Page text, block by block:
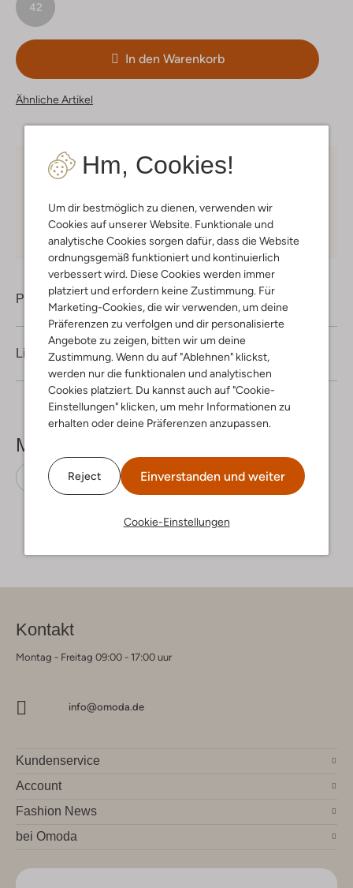
Hm, Cookies!
Um dir bestmöglich zu dienen, verwenden wir
Cookies auf unserer Website. Funktionale und
analytische Cookies sorgen dafür, dass die Website
ordnungsgemäß funktioniert und kontinuierlich
verbessert wird. Diese Cookies werden immer
platziert und erfordern keine Zustimmung. Für
Marketing-Cookies, die wir verwenden, um deine
Präferenzen zu verfolgen und dir personalisierte
Angebote zu zeigen, bitten wir um deine
Zustimmung. Wenn du auf "Ablehnen" klickst,
werden nur die funktionalen und analytischen
Cookies platziert. Du kannst auch auf "Cookie-
Einstellungen" klicken, um mehr Informationen zu
erhalten oder deine Präferenzen anzupassen.
Reject Einverstanden und weiter
Cookie-Einstellungen
42
In den Warenkorb
Ähnliche Artikel
Kostenloser Versandab € 75 für Club-Omoda
Kauf auf Rechnung 30 TagenRückgaberecht
Produktinformation
Lieferung & Rückgabe
Mehr sehen
Chelsea Boots Unisa Leder
Kontakt
Montag - Freitag 09:00 - 17:00 uur
info@omoda.de
Kundenservice
Account
Fashion News
bei Omoda